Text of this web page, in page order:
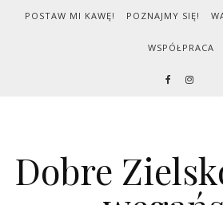
Skip to content
POSTAW MI KAWĘ! POZNAJMY SIĘ!
WSPÓŁPRACA
Dobre